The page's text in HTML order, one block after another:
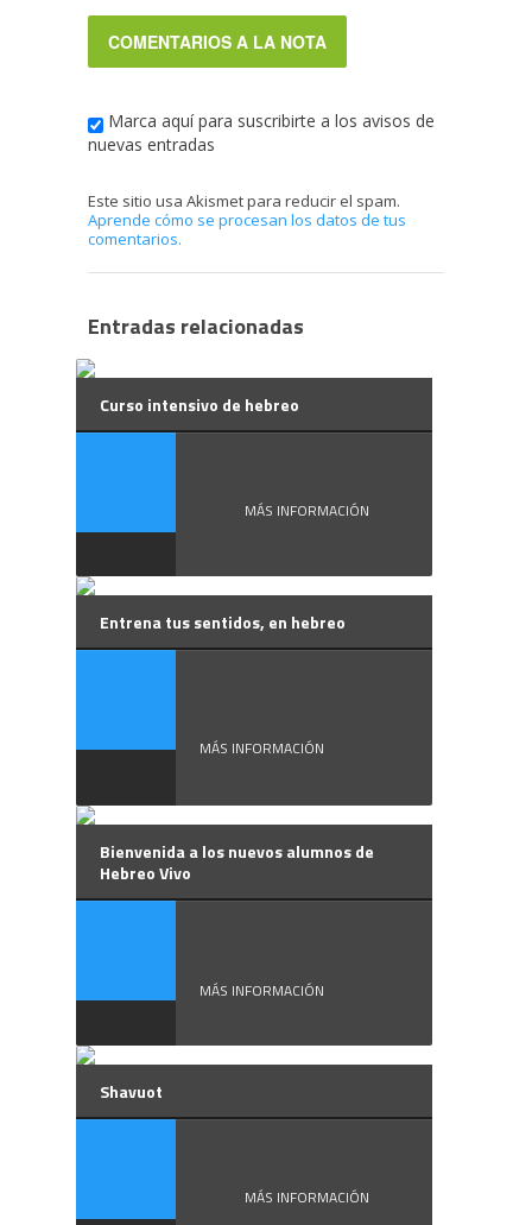
Marca aquí para suscribirte a los avisos de
nuevas entradas
Este sitio usa Akismet para reducir el spam.
Aprende cómo se procesan los datos de tus
comentarios.
Entradas relacionadas
Curso intensivo de hebreo
MÁS INFORMACIÓN
Entrena tus sentidos, en hebreo
MÁS INFORMACIÓN
Bienvenida a los nuevos alumnos de
Hebreo Vivo
MÁS INFORMACIÓN
Shavuot
MÁS INFORMACIÓN